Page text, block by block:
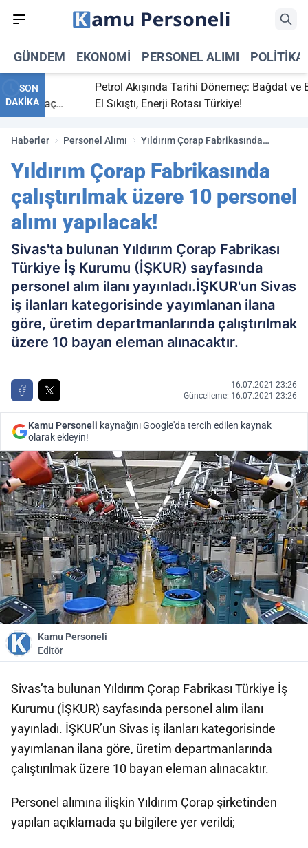
GÜNDEM EKONOMI PERSONEL ALIMI POLITIKA
SON
DAKİKA
bitti,
maç
Petrol Akışında Tarihi Dönemeç: Bağdat ve
El Sıkıştı, Enerji Rotası Türkiye!
Haberler Personel Alımı
Yıldırım Çorap Fabrikasında
alımı yapılacak!
Yıldırım Çorap Fabrikasında
çalıştırılmak üzere 10 personel
alımı yapılacak!
Sivas'ta bulunan Yıldırım Çorap Fabrikası
Türkiye İş Kurumu (İŞKUR) sayfasında
personel alım ilanı yayınladı.İŞKUR'un Sivas
iş ilanları kategorisinde yayımlanan ilana
göre, üretim departmanlarında çalıştırılmak
üzere 10 bayan eleman alınacaktır.
16.07.2021 23:26
Güncelleme: 16.07.2021 23:26
Kamu Personeli kaynağını Google'da tercih edilen kaynak
olarak ekleyin!
Kamu Personeli
Editör
Sivas’ta bulunan Yıldırım Çorap Fabrikası Türkiye İş
Kurumu (İŞKUR) sayfasında personel alım ilanı
yayınladı. İŞKUR’un Sivas iş ilanları kategorisinde
yayımlanan ilana göre, üretim departmanlarında
çalıştırılmak üzere 10 bayan eleman alınacaktır.
Personel alımına ilişkin Yıldırım Çorap şirketinden
yapılan açıklamada şu bilgilere yer verildi;